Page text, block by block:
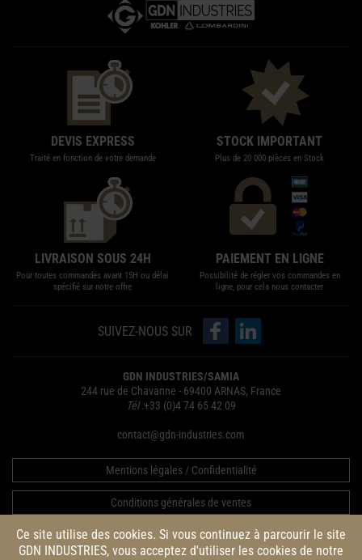
DEVIS EXPRESS
Traité en fonction de votre demande
STOCK IMPORTANT
Plus de 20 000 pièces en Stock
LIVRAISON SOUS 24H
Pour toutes commandes avant 15H ou délai
spécifié sur notre offre
PAIEMENT EN LIGNE
Possibilité de régler vos commandes en
ligne, pour cela nous contacter
SUIVEZ-NOUS SUR
Suivez-nous sur Facebook
Suivez-nous sur LinkedIn
GDN INDUSTRIES/SAMIA
244 rue de Chavanne - 69400 ARNAS, France
Tél : +33 (0)4 74 65 42 09
contact@gdn-industries.com
Mentions légales / Confidentialité
Conditions générales de ventes
Conditions générales d'utilisation service occasion de GDN
Ce site utilise des cookies. Si vous continuez à parcourir le site
GDN INDUSTRIES, vous acceptez d'utiliser les cookies de notre